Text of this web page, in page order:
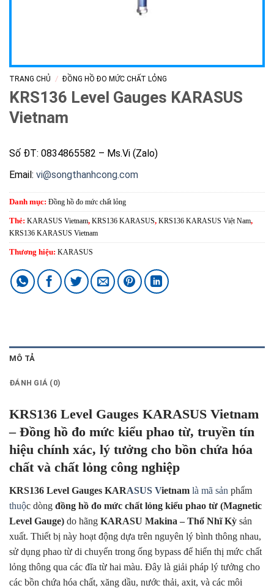
TRANG CHỦ / ĐỒNG HỒ ĐO MỨC CHẤT LỎNG
KRS136 Level Gauges KARASUS
Vietnam
Số ĐT: 0834865582 – Ms.Vi (Zalo)
Email: vi@songthanhcong.com
Danh mục: Đồng hồ đo mức chất lỏng
Thẻ: KARASUS Vietnam, KRS136 KARASUS, KRS136 KARASUS Việt Nam,
KRS136 KARASUS Vietnam
Thương hiệu: KARASUS
MÔ TẢ
ĐÁNH GIÁ (0)
KRS136 Level Gauges KARASUS Vietnam
– Đồng hồ đo mức kiểu phao từ, truyền tín
hiệu chính xác, lý tưởng cho bồn chứa hóa
chất và chất lỏng công nghiệp
KRS136 Level Gauges KARASUS Vietnam là mã sản phẩm
thuộc dòng đồng hồ đo mức chất lỏng kiểu phao từ (Magnetic
Level Gauge) do hãng KARASU Makina – Thổ Nhĩ Kỳ sản
xuất. Thiết bị này hoạt động dựa trên nguyên lý bình thông nhau,
sử dụng phao từ di chuyển trong ống bypass để hiển thị mức chất
lỏng thông qua các đĩa từ hai màu. Đây là giải pháp lý tưởng cho
các bồn chứa hóa chất, xăng dầu, nước thải, axit, và các môi